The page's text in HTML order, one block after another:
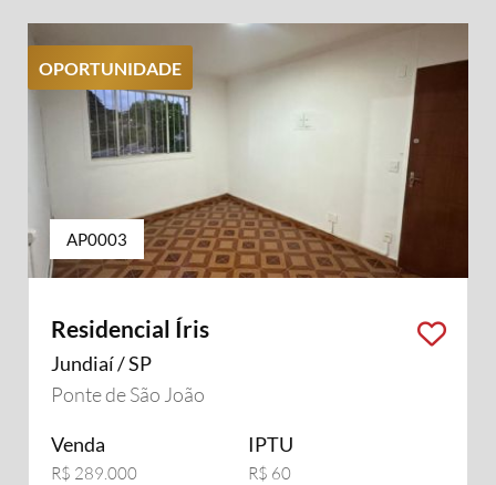
OPORTUNIDADE
AP0003
Residencial Íris
Jundiaí / SP
Ponte de São João
Venda
R$ 289.000
IPTU
R$ 60